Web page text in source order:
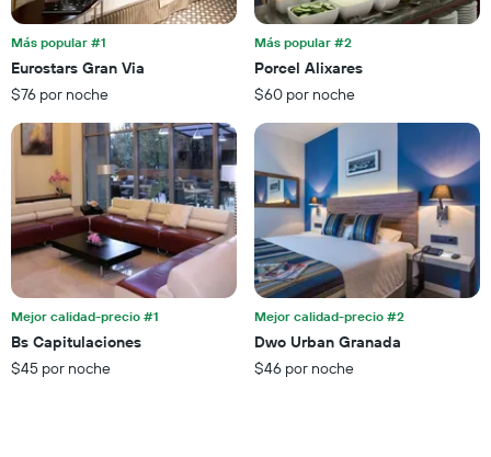
esta
noche,
calculado
a
partir
de
los
últimos
3 días
X
que
indica
las
categorías
de
los
hoteles
por
estrellas.
El
gráfico
muestra
eje
que
indica
Más popular #1
Eurostars Gran Via
$76 por noche
Más popular #2
Porcel Alixares
$60 por noche
Mejor calidad-precio #1
Bs Capitulaciones
$45 por noche
Mejor calidad-precio #2
Dwo Urban Granada
$46 por noche